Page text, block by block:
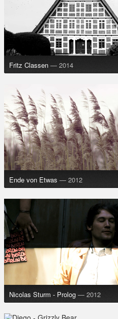
Fritz Classen — 2014
Ende von Etwas — 2012
Nicolas Sturm - Prolog — 2012